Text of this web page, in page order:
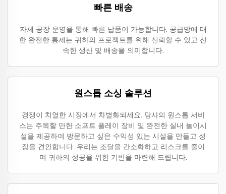
빠른 배송
자체 공장 운영을 통해 빠른 납품이 가능합니다. 공급망에 대
한 완전한 통제는 귀하의 프로젝트를 위해 신뢰할 수 있고 신
속한 생산 및 배송을 의미합니다.
원스톱 소싱 솔루션
경쟁이 치열한 시장에서 차별화되세요. 당사의 원스톱 서비
스는 주목할 만한 소프트 플레이 장비 및 완전한 실내 놀이시
설을 제공하여 방문하고 싶은 수익성 있는 시설을 만들고 성
장을 견인합니다. 우리는 조달을 간소화하고 리스크를 줄이
며 귀하의 성공을 위한 기반을 마련해 드립니다.